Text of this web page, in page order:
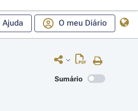
Ajuda O meu Diário
Sumário